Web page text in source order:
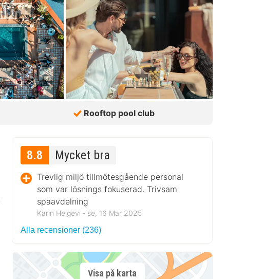
Rooftop pool club
8.8 Mycket bra
Trevlig miljö tillmötesgående personal
som var lösnings fokuserad. Trivsam
spaavdelning
Karin Helgevi ‐ se, 16 Mar 2025
Alla recensioner (236)
Visa på karta